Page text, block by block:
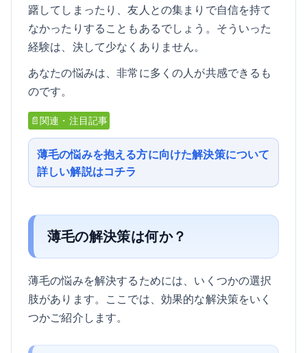
躇してしまったり、友人との集まりで自信を持て
なかったりすることもあるでしょう。そういった
経験は、決して少なくありません。
あなたの悩みは、非常に多くの人が共感できるも
のです。
📄関連・注目記事
薄毛の悩みを抱える方に向けた解決策について
詳しい解説はコチラ
薄毛の解決策は何か？
薄毛の悩みを解決するためには、いくつかの選択
肢があります。ここでは、効果的な解決策をいく
つかご紹介します。